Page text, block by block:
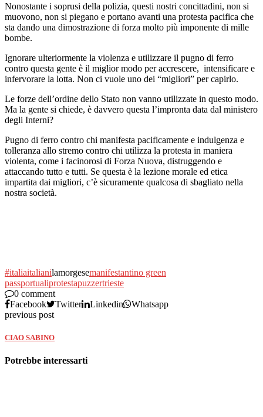
Nonostante i soprusi della polizia, questi nostri concittadini, non si
muovono, non si piegano e portano avanti una protesta pacifica che
sta dando una dimostrazione di forza molto più imponente di mille
bombe.
Ignorare ulteriormente la violenza e utilizzare il pugno di ferro
contro questa gente è il miglior modo per accrescere, intensificare e
infervorare la lotta. Non ci vuole uno dei “migliori” per capirlo.
Le forze dell’ordine dello Stato non vanno utilizzate in questo modo.
Ma la gente si chiede, è davvero questa l’impronta data dal ministero
degli Interni?
Pugno di ferro contro chi manifesta pacificamente e indulgenza e
tolleranza allo stremo contro chi utilizza la protesta in maniera
violenta, come i facinorosi di Forza Nuova, distruggendo e
attaccando tutto e tutti. Se questa è la lezione morale ed etica
impartita dai migliori, c’è sicuramente qualcosa di sbagliato nella
nostra società.
#italiaitalianilamorgesemanifestantino green
passportualiprotestapuzzertrieste
0 comment
Facebook
Twitter Linkedin
Whatsapp
previous post
CIAO SABINO
Potrebbe interessarti